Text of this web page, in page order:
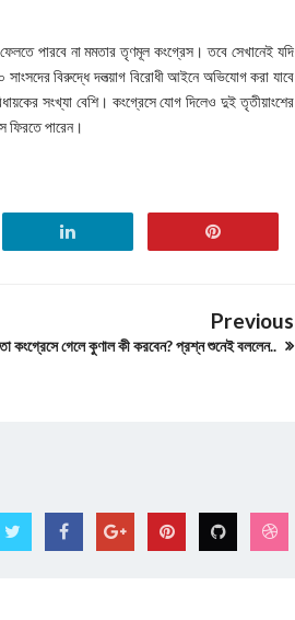
পারবে না মমতার তৃণমূল কংগ্রেস। তবে সেখানেই যদি
বিরুদ্ধে দলত্য়াগ বিরোধী আইনে অভিযোগ করা যাবে
সংখ্যা বেশি। কংগ্রেসে যোগ দিলেও দুই তৃতীয়াংশের
ফিরতে পারেন।
Previous
কংগ্রেসে গেলে কুণাল কী করবেন? প্রশ্ন শুনেই বললেন..